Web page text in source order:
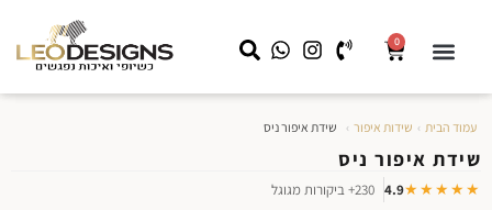
0
עמוד הבית › שידות איפור › שידת איפור ניס
שידת איפור ניס
★★★★★
4.9 230+ ביקורות מגוגל